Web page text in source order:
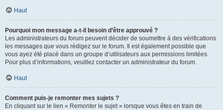
Haut
Pourquoi mon message a-t-il besoin d’être approuvé ?
Les administrateurs du forum peuvent décider de soumettre à des vérifications
les messages que vous rédigez sur le forum. Il est également possible que
vous ayez été placé dans un groupe d’utilisateurs aux permissions limitées.
Pour plus d’informations, veuillez contacter un administrateur du forum.
Haut
Comment puis-je remonter mes sujets ?
En cliquant sur le lien « Remonter le sujet » lorsque vous êtes en train de